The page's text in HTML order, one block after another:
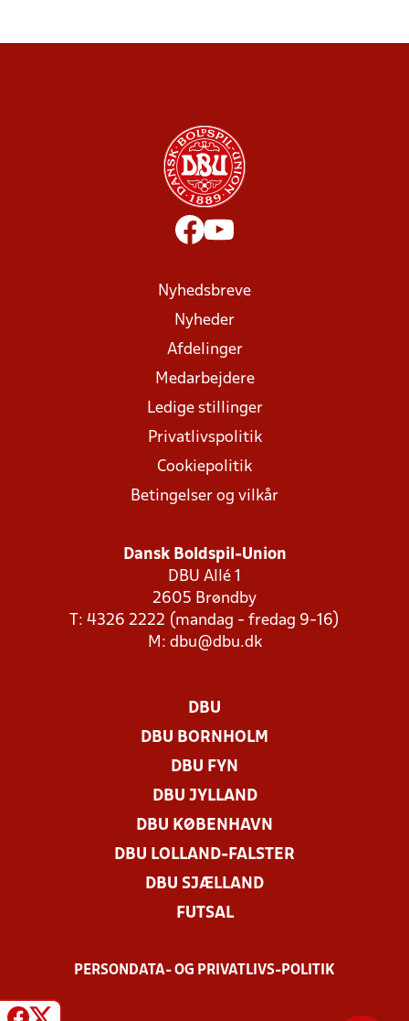
Nyhedsbreve
Nyheder
Afdelinger
Medarbejdere
Ledige stillinger
Privatlivspolitik
Cookiepolitik
Betingelser og vilkår
Dansk Boldspil-Union
DBU Allé 1
2605 Brøndby
T: 4326 2222 (mandag - fredag 9-16)
M: dbu@dbu.dk
DBU
DBU BORNHOLM
DBU FYN
DBU JYLLAND
DBU KØBENHAVN
DBU LOLLAND-FALSTER
DBU SJÆLLAND
FUTSAL
PERSONDATA- OG PRIVATLIVS-POLITIK